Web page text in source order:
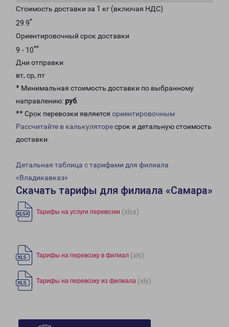
Стоимость доставки за 1 кг (включая НДС)
29.9*
Ориентировочный срок доставки
9 - 10**
Дни отправки
вт, ср, пт
* Минимальная стоимость доставки по выбранному
направлению: руб.
** Срок перевозки является ориентировочным
Рассчитайте в калькуляторесрок и детальную стоимость
доставки.
Детальная таблица с тарифами для филиала
«Владикавказ»
Скачать тарифы для филиала «Самара»
Тарифы на услуги перевозки (xlsx)
Тарифы на перевозку в филиал (xls)
Тарифы на перевозку из филиала (xls)